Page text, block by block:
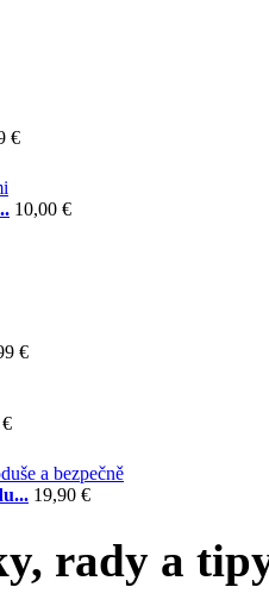
€
10,00 €
€
19,90 €
rady a